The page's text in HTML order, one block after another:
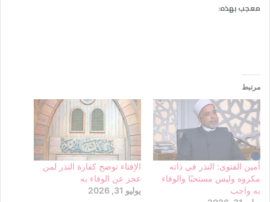
معجب بهذه:
مرتبط
أمين الفتوى: النذر في ذاته
مكروه وليس مستحبًا والوفاء
به واجب
الإفتاء توضح كفارة النذر لمن
عجز عن الوفاء به
يوليو 31, 2026